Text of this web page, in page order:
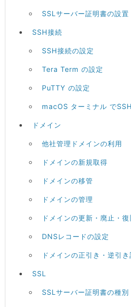
SSLサーバー証明書の設置
SSH接続
SSH接続の設定
Tera Term の設定
PuTTY の設定
macOS ターミナル で
ドメイン
他社管理ドメインの利用
ドメインの新規取得
ドメインの移管
ドメインの管理
ドメインの更新・廃止・復
DNSレコードの設定
ドメインの正引き・逆引き
SSL
SSLサーバー証明書の種別